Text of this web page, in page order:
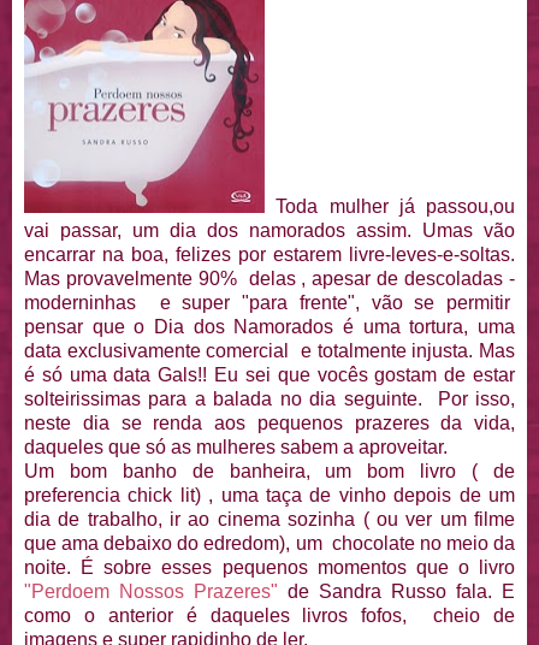
Toda mulher já passou,ou
vai passar, um dia dos namorados assim. Umas vão
encarrar na boa, felizes por estarem livre-leves-e-soltas.
Mas provavelmente 90% delas , apesar de descoladas -
moderninhas e super "para frente", vão se permitir
pensar que o Dia dos Namorados é uma tortura, uma
data exclusivamente comercial e totalmente injusta. Mas
é só uma data Gals!! Eu sei que vocês gostam de estar
solteirissimas para a balada no dia seguinte. Por isso,
neste dia se renda aos pequenos prazeres da vida,
daqueles que só as mulheres sabem a aproveitar.
Um bom banho de banheira, um bom livro ( de
preferencia chick lit) , uma taça de vinho depois de um
dia de trabalho, ir ao cinema sozinha ( ou ver um filme
que ama debaixo do edredom), um chocolate no meio da
noite. É sobre esses pequenos momentos que o livro
"Perdoem Nossos Prazeres" de Sandra Russo fala. E
como o anterior é daqueles livros fofos, cheio de
imagens e super rapidinho de ler.